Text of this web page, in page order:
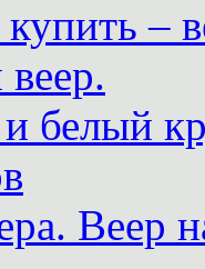
купить –
белый
Веер